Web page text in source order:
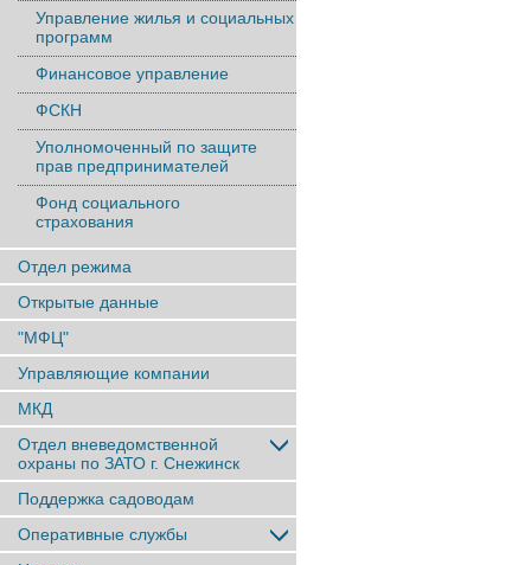
Управление жилья и социальных
программ
Финансовое управление
ФСКН
Уполномоченный по защите
прав предпринимателей
Фонд социального
страхования
Отдел режима
Открытые данные
"МФЦ"
Управляющие компании
МКД
Отдел вневедомственной
охраны по ЗАТО г. Снежинск
Поддержка садоводам
Оперативные службы